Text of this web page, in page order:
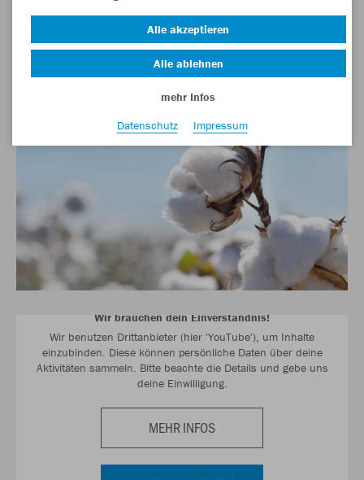
Gemeinsam für mehr Bio-Baumwolle
Wir arbeiten gemeinsam mit unseren Partnern daran, den
Anteil an Bio-Baumwolle in unserer Kollektion stetig zu
Wir brauchen dein Einverständnis!
Wir benutzen Drittanbieter (hier 'YouTube'), um Inhalte
einzubinden. Diese können persönliche Daten über deine
Aktivitäten sammeln. Bitte beachte die Details und gebe uns
deine Einwilligung.
MEHR INFOS
Alle akzeptieren
Alle ablehnen
mehr Infos
Datenschutz
Impressum